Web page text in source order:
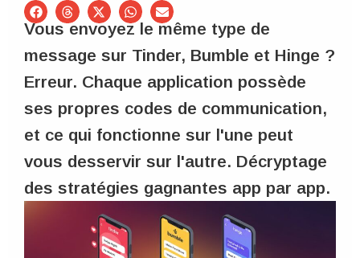
Vous envoyez le même type de
message sur Tinder, Bumble et Hinge ?
Erreur. Chaque application possède
ses propres codes de communication,
et ce qui fonctionne sur l'une peut
vous desservir sur l'autre. Décryptage
des stratégies gagnantes app par app.